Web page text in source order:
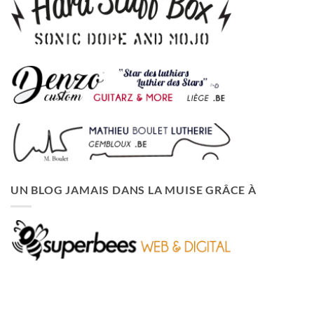
UN BLOG JAMAIS DANS LA MUISE GRÂCE À